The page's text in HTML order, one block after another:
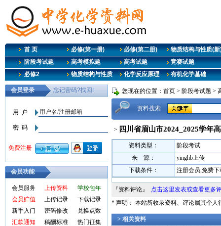
首 页 必修(第一册) 必修(第二册)
物质结构与性质(新
阶段考试题
高考模拟题 高考试题
竞赛试题
必修2
物质结构与性质 化学反应原理 有机化学基础
会员功能
会员服务 上传资料
学校包年
会员贮值
上传记录
下载记录
新手入门
密码修改
兑换点数
汇款通知
稿酬标准 热门征集
您现在的位置： 首页 > 阶段考试题 >
资料搜索
> 四川省眉山市2024_2025学年
资料类型：
阶段考试
来 源：
yinghb上传
下载条件：
注册会员,免费下
『资料评论』 点击这里发表或查看更多
* 声明： 本站所收录资料、评论属其个人
> 相关资料